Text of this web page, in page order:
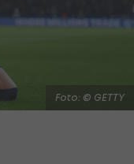
Foto: © GETTY